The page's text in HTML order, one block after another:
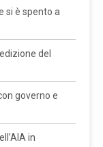
si è spento a
del
governo e
in